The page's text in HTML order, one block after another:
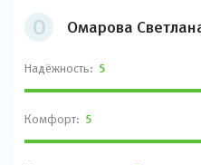
О Омарова
Надёжность: 5
Комфорт: 5